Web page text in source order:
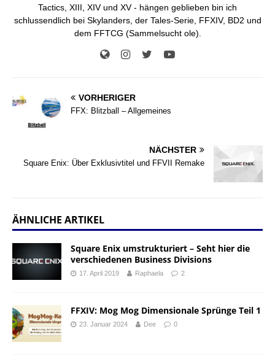
Tactics, XIII, XIV und XV - hängen geblieben bin ich
schlussendlich bei Skylanders, der Tales-Serie, FFXIV, BD2 und
dem FFTCG (Sammelsucht ole).
VORHERIGER
FFX: Blitzball – Allgemeines
NÄCHSTER
Square Enix: Über Exklusivtitel und FFVII Remake
ÄHNLICHE ARTIKEL
Square Enix umstrukturiert – Seht hier die
verschiedenen Business Divisions
17. April 2019 Raphaela 2
FFXIV: Mog Mog Dimensionale Sprünge Teil 1
23. Januar 2024 Dee 0